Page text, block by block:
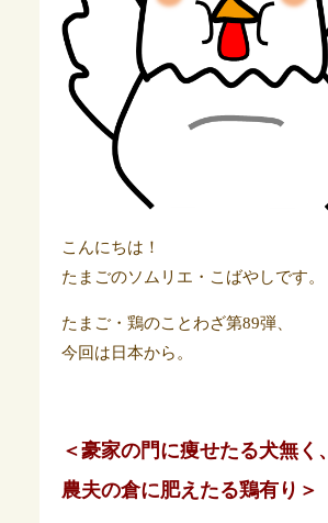
こんにちは！
たまごのソムリエ・こばやしです。
たまご・鶏のことわざ第89弾、
今回は日本から。
＜豪家の門に痩せたる犬無く、
農夫の倉に肥えたる鶏有り＞